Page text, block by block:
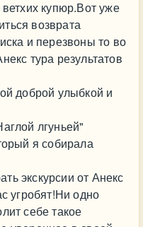
купюр.Вот уже
возврата
и перезвоны то во
тура результатов
доброй улыбкой и
лгуньей"
я собирала
экскурсии от Анекс
угробят!Ни одно
себе такое